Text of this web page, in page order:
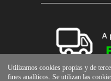
Utilizamos cookies propias y de
fines analíticos. Se utilizan las